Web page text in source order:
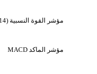
مؤشر القوة النسبية RSI (14)
مؤشر الماكد MACD